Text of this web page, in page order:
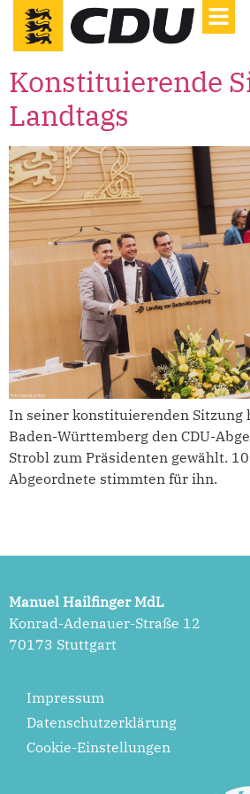
Konstituierende
Landtags
In seiner konstituierenden Sitzung
Baden-Württemberg den CDU-
Strobl zum Präsidenten gewählt.
Abgeordnete stimmten für ihn.
Manuel Hailfinger MdL
Konrad-Adenauer-Straße 12
70173 Stuttgart
Impressum
Datenschutzerklärung
Cookie-Einstellungen